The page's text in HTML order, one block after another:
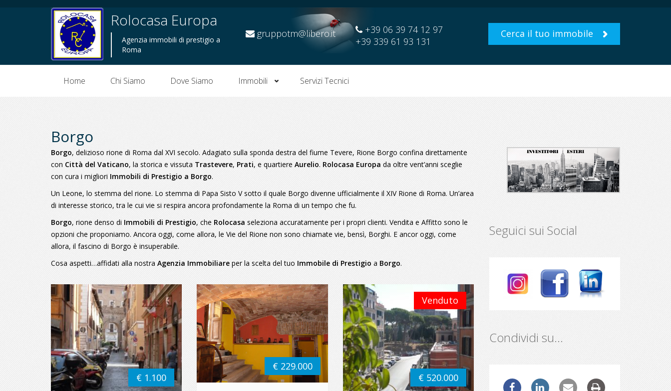
Rolocasa Europa
Agenzia immobili di prestigio a
Roma
gruppotm@libero.it
+39 06 39 74 12 97
+39 339 61 93 131
Cerca il tuo immobile
Home Chi Siamo Dove Siamo Immobili Servizi Tecnici
Borgo
Borgo, delizioso rione di Roma dal XVI secolo. Adagiato sulla sponda destra del fiume Tevere, Rione Borgo confina direttamente
con Città del Vaticano, la storica e vissuta Trastevere, Prati, e quartiere Aurelio. Rolocasa Europa da oltre vent’anni sceglie
con cura i migliori Immobili di Prestigio a Borgo.
Un Leone, lo stemma del rione. Lo stemma di Papa Sisto V sotto il quale Borgo divenne ufficialmente il XIV Rione di Roma. Un’area
di interesse storico, tra le cui vie si respira ancora profondamente la Roma di un tempo che fu.
Borgo, rione denso di Immobili di Prestigio, che Rolocasa seleziona accuratamente per i propri clienti. Vendita e Affitto sono le
opzioni che proponiamo. Ancora oggi, come allora, le Vie del Rione non sono chiamate vie, bensì, Borghi. E ancor oggi, come
allora, il fascino di Borgo è insuperabile.
Cosa aspetti…affidati alla nostra Agenzia Immobiliare per la scelta del tuo Immobile di Prestigio a Borgo.
€ 1.100
€ 229.000
€ 520.000
Venduto
Seguici sui Social
Condividi su…